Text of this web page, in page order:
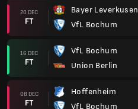
20 DEC
FT
Bayer Leverkusen
VfL Bochum
16 DEC
FT
VfL Bochum
Union Berlin
08 DEC
FT
Hoffenheim
VfL Bochum